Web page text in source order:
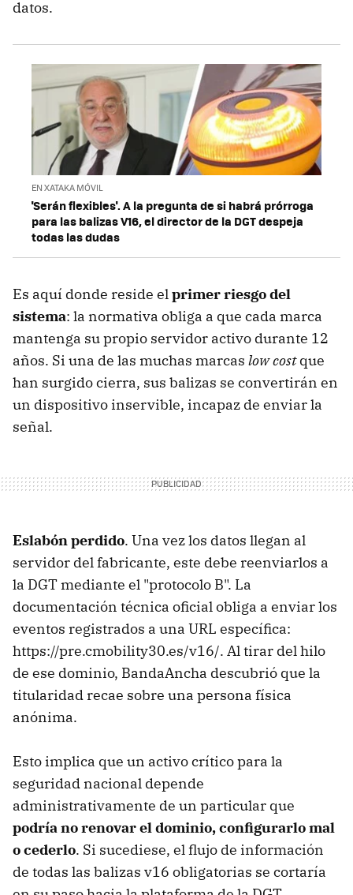
datos.
EN XATAKA MÓVIL
'Serán flexibles'. A la pregunta de si habrá prórroga
para las balizas V16, el director de la DGT despeja
todas las dudas
Es aquí donde reside elprimer riesgo del
sistema: la normativa obliga a que cada marca
mantenga su propio servidor activo durante 12
años. Si una de las muchas marcas low costque
han surgido cierra, sus balizas se convertirán en
un dispositivo inservible, incapaz de enviar la
señal.
Eslabón perdido. Una vez los datos llegan al
servidor del fabricante, este debe reenviarlos a
la DGT mediante el "protocolo B". La
documentación técnica oficial obliga a enviar los
eventos registrados a una URL específica:
https://pre.cmobility30.es/v16/. Al tirar del hilo
de ese dominio, BandaAncha descubrió que la
titularidad recae sobre una persona física
anónima.
Esto implica que un activo crítico para la
seguridad nacional depende
administrativamente de un particular que
podría no renovar el dominio, configurarlo mal
o cederlo. Si sucediese, el flujo de información
de todas las balizas v16 obligatorias se cortaría